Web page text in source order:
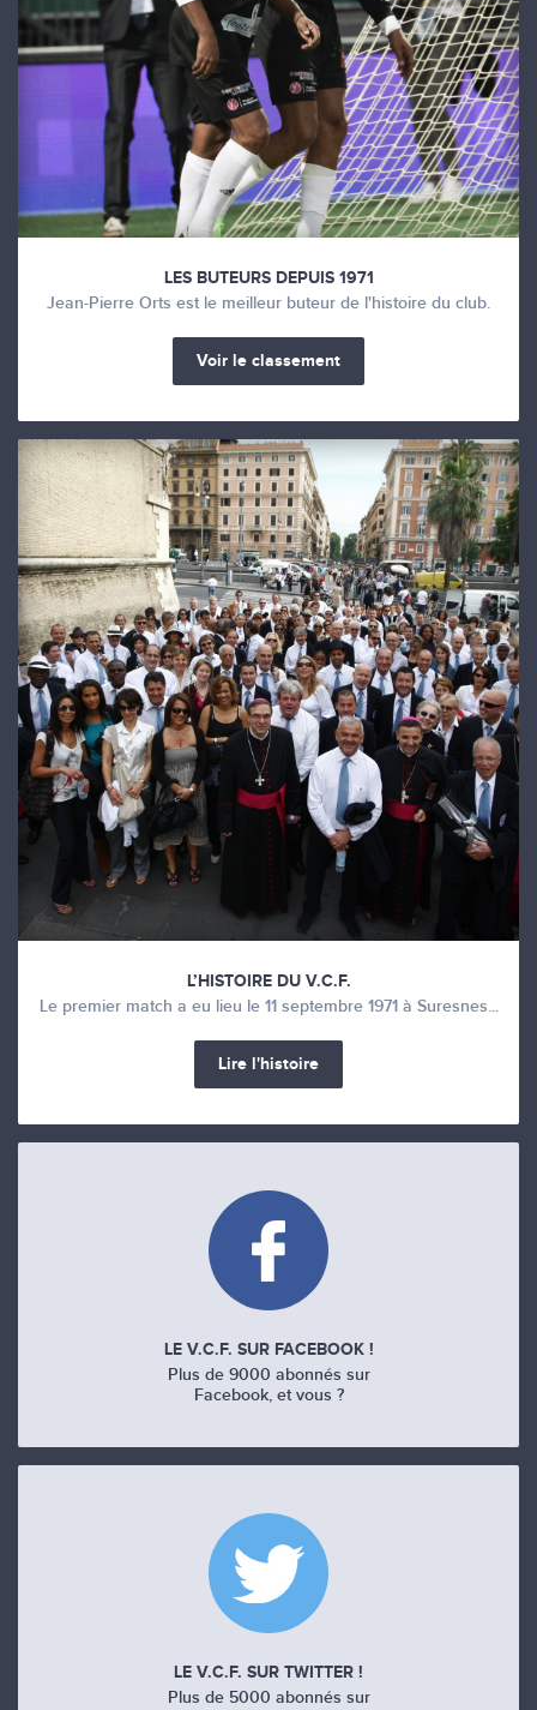
LES BUTEURS DEPUIS 1971
Jean-Pierre Orts est le meilleur buteur de l'histoire du club.
Voir le classement
L’HISTOIRE DU V.C.F.
Le premier match a eu lieu le 11 septembre 1971 à Suresnes...
Lire l'histoire
LE V.C.F. SUR FACEBOOK !
Plus de 9000 abonnés sur
Facebook, et vous ?
LE V.C.F. SUR TWITTER !
Plus de 5000 abonnés sur